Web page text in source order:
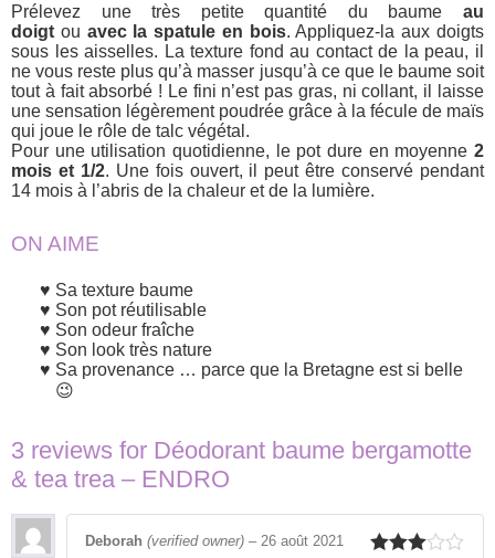
Prélevez une très petite quantité du baume au
doigt ou avec la spatule en bois. Appliquez-la aux doigts
sous les aisselles. La texture fond au contact de la peau, il
ne vous reste plus qu’à masser jusqu’à ce que le baume soit
tout à fait absorbé ! Le fini n’est pas gras, ni collant, il laisse
une sensation légèrement poudrée grâce à la fécule de maïs
qui joue le rôle de talc végétal.
Pour une utilisation quotidienne, le pot dure en moyenne 2
mois et 1/2. Une fois ouvert, il peut être conservé pendant
14 mois à l’abris de la chaleur et de la lumière.
ON AIME
Sa texture baume
Son pot réutilisable
Son odeur fraîche
Son look très nature
Sa provenance … parce que la Bretagne est si belle
😉
3 reviews for Déodorant baume bergamotte
& tea trea – ENDRO
Deborah (verified owner) – 26 août 2021